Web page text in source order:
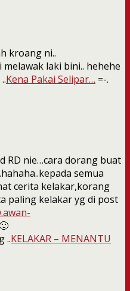
kroang ni..
laki bini.. hehehe
Kena Pakai Selipar… =-.
RD nie…cara dorang buat
semua
cerita kelakar,korang
paling kelakar yg di post
..KELAKAR – MENANTU